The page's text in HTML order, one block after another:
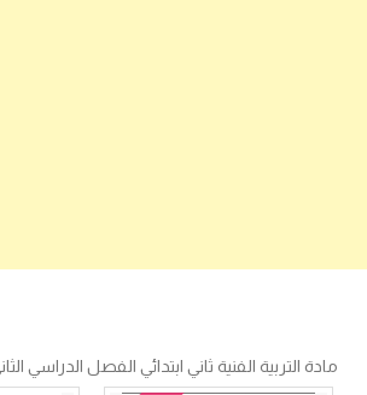
مادة التربية الفنية ثاني ابتدائي الفصل الدراسي